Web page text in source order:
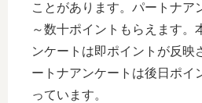
ことがあります。パートナア
～数十ポイントもらえます。
ンケートは即ポイントが反映
ートナアンケートは後日ポイ
っています。